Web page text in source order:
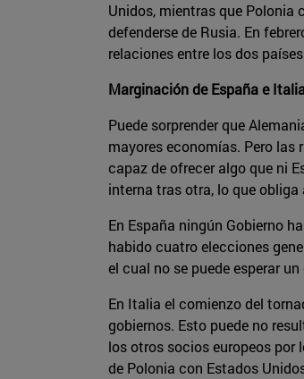
Unidos, mientras que Polonia
defenderse de Rusia. En
relaciones entre los dos
Marginación de España e
Puede sorprender que
mayores economías. Pero las
capaz de ofrecer algo que ni
interna tras otra, lo que
En España ningún Gobierno
habido cuatro elecciones
el cual no se puede esperar
En Italia el comienzo del
gobiernos. Esto puede no
los otros socios europeos por
de Polonia con Estados